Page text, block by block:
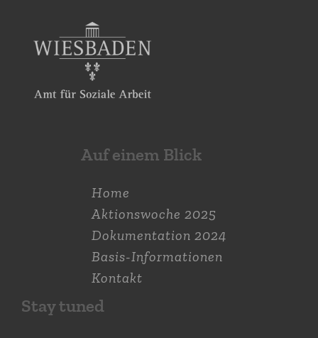
Auf einem Blick
Home
Aktions­woche 2025
Dokumen­tation 2024
Basis-Informationen
Kontakt
Stay tuned